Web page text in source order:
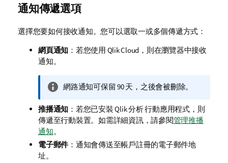
通知傳遞選項
選擇您要如何接收通知。您可以選取一或多個傳遞方式：
網頁通知 ：若您使用 Qlik Cloud ，則在瀏覽器中接收
通知。
資
備
註
網路通知可保留 90 天，之後會被刪除。
推播通知 ：若您已安裝Qlik 分析行動應用程式，則
傳遞至行動裝置。如需詳細資訊，請參閱管理推播
通知。
電子郵件：通知會傳送至帳戶註冊的電子郵件地
址。